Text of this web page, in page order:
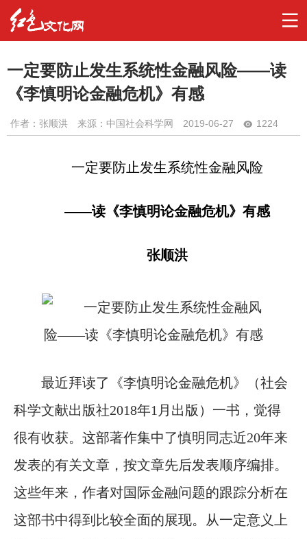
一定要防止发生系统性金融风险——读
《李慎明论金融危机》有感
作者： 张顺洪 来源：中国社会科学网 2019-06-27 1224
一定要防止发生系统性金融风险
——读《李慎明论金融危机》有感
张顺洪
最近拜读了《李慎明论金融危机》（社会
科学文献出版社2018年1月出版）一书，觉得
很有收获。这部著作集中了慎明同志近20年来
发表的有关文章，按文章先后发表顺序编排。
这些年来，作者对国际金融问题的跟踪分析在
这部书中得到比较全面的展现。从一定意义上